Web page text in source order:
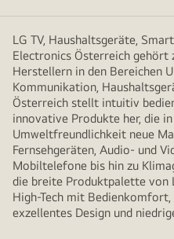
LG TV, Haushaltsgeräte,
Electronics Österreich gehört
Herstellern in den Bereichen
Kommunikation,
Österreich stellt intuitiv
innovative Produkte her, die
Umweltfreundlichkeit neue
Fernsehgeräten, Audio- und
Mobiltelefone bis hin zu
die breite Produktpalette von
High-Tech mit
exzellentes Design und